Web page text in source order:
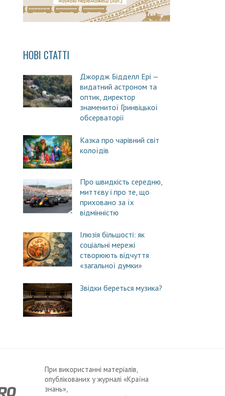
НОВІ СТАТТІ
Джордж Бідделл Ері —
видатний астроном та
оптик, директор
знаменитої Гринвіцької
обсерваторії
Казка про чарівний світ
колоїдів
Про швидкість середню,
миттєву і про те, що
приховано за їх
відмінністю
Ілюзія більшості: як
соціальні мережі
створюють відчуття
«загальної думки»
Звідки береться музика?
При використанні матеріалів,
опублікованих у журналі «Країна
знань»,